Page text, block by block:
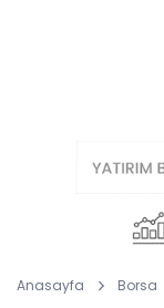
Anasayfa Borsa